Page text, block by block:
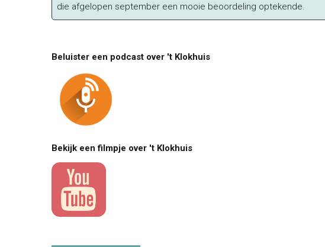
die afgelopen september een mooie beoordeling optekende.
Beluister een podcast over 't Klokhuis
Bekijk een filmpje over 't Klokhuis